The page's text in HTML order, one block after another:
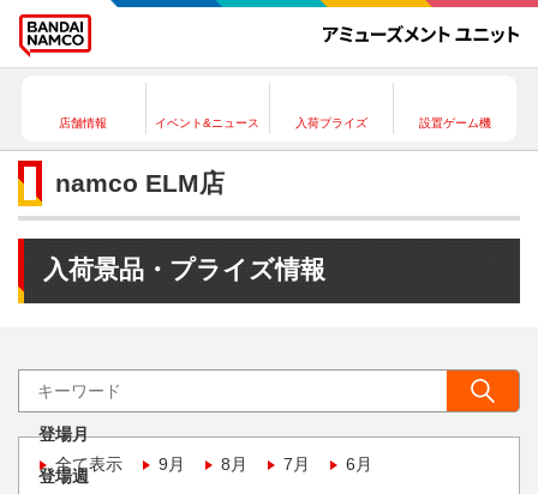
店舗情報 イベント&ニュース 入荷プライズ 設置ゲーム機
namco ELM店
入荷景品・プライズ情報
登場月
全て表示
9月 8月 7月 6月
登場週